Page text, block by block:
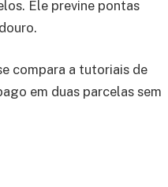
Ele previne pontas
compara a tutoriais de
em duas parcelas sem